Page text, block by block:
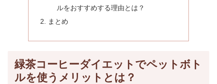
ルをおすすめする理由とは？
まとめ
緑茶コーヒーダイエットでペットボト
ルを使うメリットとは？